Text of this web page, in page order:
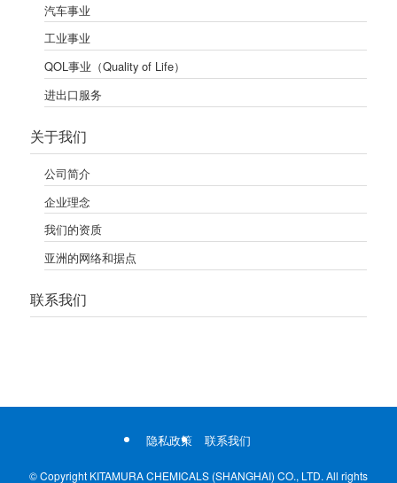
汽车事业
工业事业
QOL事业（Quality of Life）
进出口服务
关于我们
公司简介
企业理念
我们的资质
亚洲的网络和据点
联系我们
隐私政策 联系我们
©Copyright KITAMURA CHEMICALS (SHANGHAI) CO., LTD. All rights